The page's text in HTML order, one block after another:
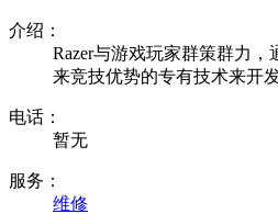
介绍：
Razer与游戏玩家群策群力
来竞技优势的专有技术来开
电话：
暂无
服务：
维修